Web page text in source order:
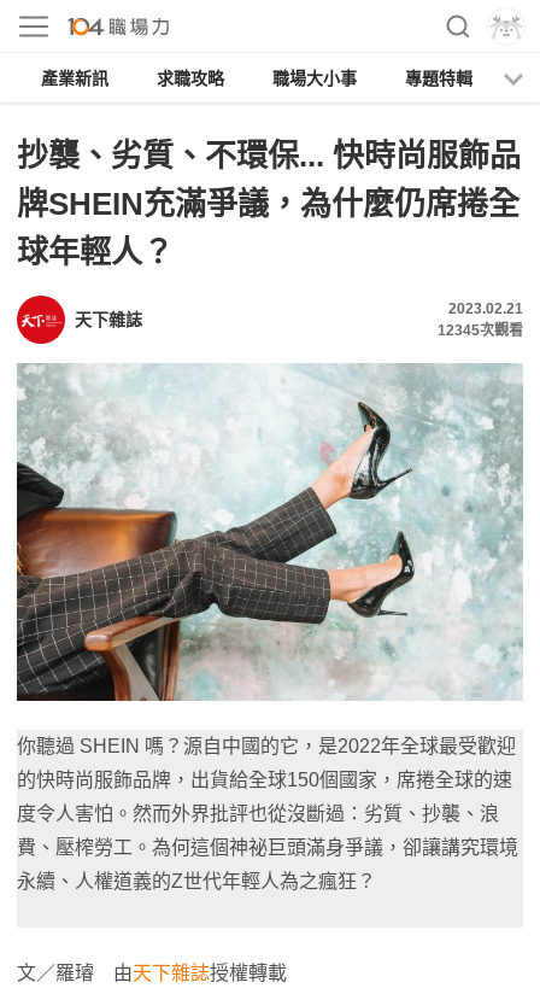
產業新訊 求職攻略 職場大小事 專題特輯
抄襲、劣質、不環保... 快時尚服飾品
牌SHEIN充滿爭議，為什麼仍席捲全
球年輕人？
天下雜誌
2023.02.21
12345次觀看
你聽過 SHEIN 嗎？源自中國的它，是2022年全球最受歡迎
的快時尚服飾品牌，出貨給全球150個國家，席捲全球的速
度令人害怕。然而外界批評也從沒斷過：劣質、抄襲、浪
費、壓榨勞工。為何這個神祕巨頭滿身爭議，卻讓講究環境
永續、人權道義的Z世代年輕人為之瘋狂？
文／羅璿 由天下雜誌授權轉載